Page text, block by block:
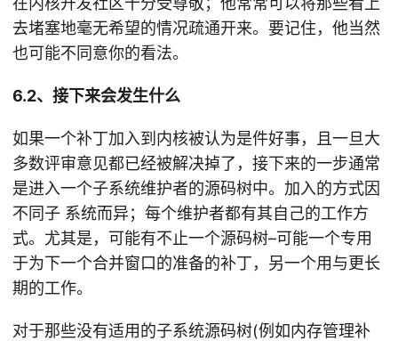
去堵塞地毫无希望的情况疏通开来。要记住，他当然
也可能不同意你的看法。
6.2、接下来会发生什么
如果一个补丁加入到内核被认为是件好事，且一旦大
多数评审意见都已经被解决掉了，接下来的一步通常
是进入一个子系统维护者的源码树中。加入的方式因
不同子 系统而异；每个维护者都有其自己的工作方
式。尤其是，可能有不止一个源码树–可能一个专用
于为下一个合并窗口的准备的补丁，另一个用与更长
期的工作。
对于那些没有适用的子系统源码树(例如内存管理补